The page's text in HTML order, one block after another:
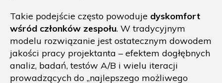
Takie podejście często powoduje dyskomfort
wśród członków zespołu. W tradycyjnym
modelu rozwiązanie jest ostatecznym dowodem
jakości pracy projektanta – efektem dogłębnych
analiz, badań, testów A/B i wielu iteracji
prowadzących do „najlepszego możliwego